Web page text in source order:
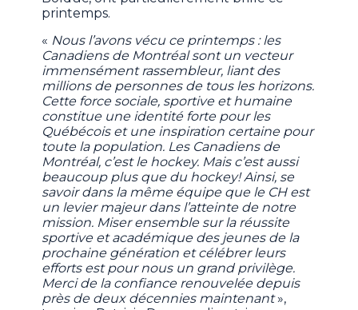
printemps.
« Nous l’avons vécu ce printemps : les
Canadiens de Montréal sont un vecteur
immensément rassembleur, liant des
millions de personnes de tous les horizons.
Cette force sociale, sportive et humaine
constitue une identité forte pour les
Québécois et une inspiration certaine pour
toute la population. Les Canadiens de
Montréal, c’est le hockey. Mais c’est aussi
beaucoup plus que du hockey! Ainsi, se
savoir dans la même équipe que le CH est
un levier majeur dans l’atteinte de notre
mission. Miser ensemble sur la réussite
sportive et académique des jeunes de la
prochaine génération et célébrer leurs
efforts est pour nous un grand privilège.
Merci de la confiance renouvelée depuis
près de deux décennies maintenant»,